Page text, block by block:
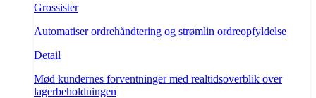
Grossister
Automatiser ordrehåndtering og strømlin ordreopfyldelse
Detail
Mød kundernes forventninger med realtidsoverblik over
lagerbeholdningen